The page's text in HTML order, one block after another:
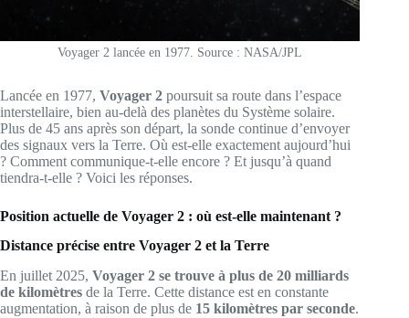
Voyager 2 lancée en 1977. Source : NASA/JPL
Lancée en 1977, Voyager 2 poursuit sa route dans l’espace
interstellaire, bien au-delà des planètes du Système solaire.
Plus de 45 ans après son départ, la sonde continue d’envoyer
des signaux vers la Terre. Où est-elle exactement aujourd’hui
? Comment communique-t-elle encore ? Et jusqu’à quand
tiendra-t-elle ? Voici les réponses.
Position actuelle de Voyager 2 : où est-elle maintenant ?
Distance précise entre Voyager 2 et la Terre
En juillet 2025, Voyager 2 se trouve à plus de 20 milliards
de kilomètres de la Terre. Cette distance est en constante
augmentation, à raison de plus de 15 kilomètres par seconde.